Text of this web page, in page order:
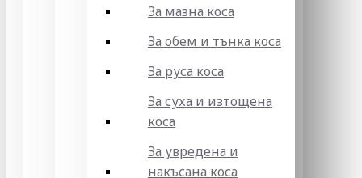
За мазна коса
За обем и тънка коса
За руса коса
За суха и изтощена
коса
За увредена и
накъсана коса